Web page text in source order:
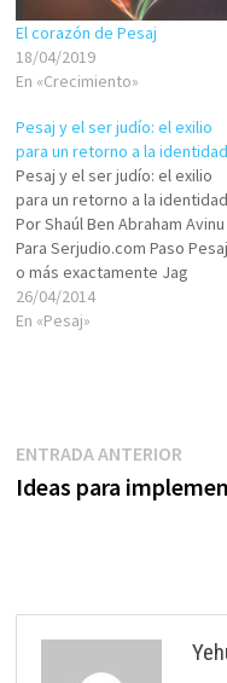
El corazón de Pesaj
18/04/2019
En «Crecimiento»
Pesaj y el ser judío: el exilio
para un retorno a la
Pesaj y el ser judío: el exilio
para un retorno a la
Por Shaúl Ben Abraham Avinu
Para Serjudio.com Paso Pesaj
o más exactamente Jag
hamatzot, porque Pesaj, de
algún modo, como recuerdan
26/04/2014
En «Pesaj»
Navegación
de
ENTRADA ANTERIOR
Ideas para